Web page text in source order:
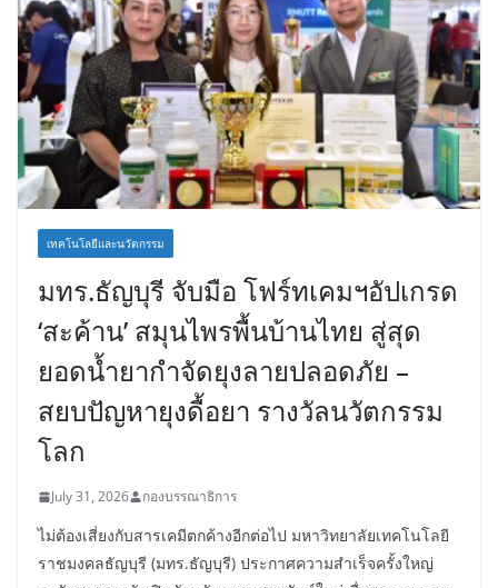
เทคโนโลยีและนวัตกรรม
มทร.ธัญบุรี จับมือ โฟร์ทเคมฯอัปเกรด
‘สะค้าน’ สมุนไพรพื้นบ้านไทย สู่สุด
ยอดน้ำยากำจัดยุงลายปลอดภัย –
สยบปัญหายุงดื้อยา รางวัลนวัตกรรม
โลก
July 31, 2026 กองบรรณาธิการ
ไม่ต้องเสี่ยงกับสารเคมีตกค้างอีกต่อไป มหาวิทยาลัยเทคโนโลยี
ราชมงคลธัญบุรี (มทร.ธัญบุรี) ประกาศความสำเร็จครั้งใหญ่